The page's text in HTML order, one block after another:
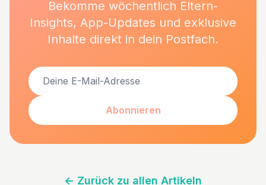
Bekomme wöchentlich Eltern-
Insights, App-Updates und exklusive
Inhalte direkt in dein Postfach.
Abonnieren
← Zurück zu allen Artikeln